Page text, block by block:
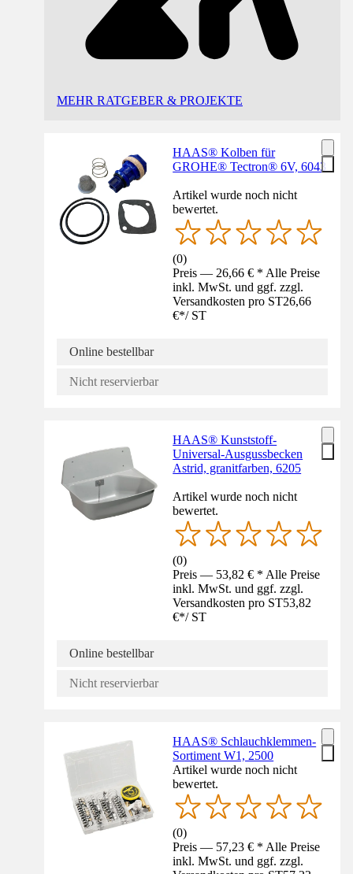
MEHR RATGEBER & PROJEKTE
HAAS® Kolben für
GROHE® Tectron® 6V, 6043
Artikel wurde noch nicht
bewertet.
(0)
Preis — 26,66 € * Alle Preise
inkl. MwSt. und ggf. zzgl.
Versandkosten pro ST26,66
€*/ ST
Online bestellbar
Nicht reservierbar
HAAS® Kunststoff-
Universal-Ausgussbecken
Astrid, granitfarben, 6205
Artikel wurde noch nicht
bewertet.
(0)
Preis — 53,82 € * Alle Preise
inkl. MwSt. und ggf. zzgl.
Versandkosten pro ST53,82
€*/ ST
Online bestellbar
Nicht reservierbar
HAAS® Schlauchklemmen-
Sortiment W1, 2500
Artikel wurde noch nicht
bewertet.
(0)
Preis — 57,23 € * Alle Preise
inkl. MwSt. und ggf. zzgl.